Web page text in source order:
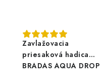
Zavlažovacia
priesaková hadica
BRADAS AQUA DROP